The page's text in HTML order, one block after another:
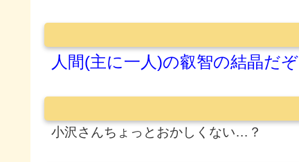
人間(主に一人)の叡智の結晶だぞ
小沢さんちょっとおかしくない…？